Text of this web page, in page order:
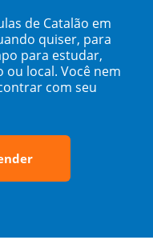
de Catalão em
quiser, para
para estudar,
local. Você nem
com seu